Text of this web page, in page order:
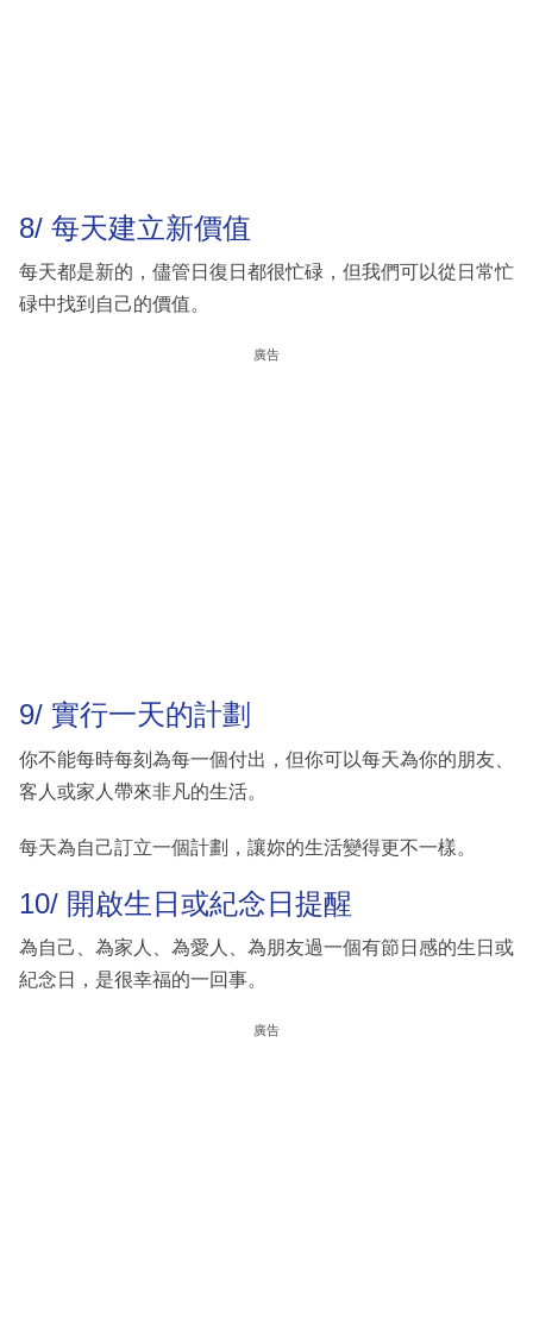
8/ 每天建立新價值
每天都是新的，儘管日復日都很忙碌，但我們可以從日常忙
碌中找到自己的價值。
廣告
9/ 實行一天的計劃
你不能每時每刻為每一個付出，但你可以每天為你的朋友、
客人或家人帶來非凡的生活。
每天為自己訂立一個計劃，讓妳的生活變得更不一樣。
10/ 開啟生日或紀念日提醒
為自己、為家人、為愛人、為朋友過一個有節日感的生日或
紀念日，是很幸福的一回事。
廣告